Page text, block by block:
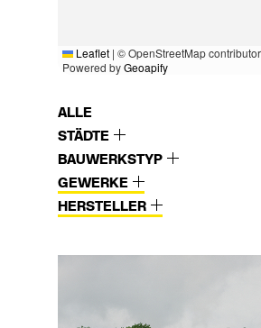
Leaflet | © OpenStreetMap
Powered byGeoapify
ALLE
STÄDTE
BAUWERKSTYP
GEWERKE
HERSTELLER